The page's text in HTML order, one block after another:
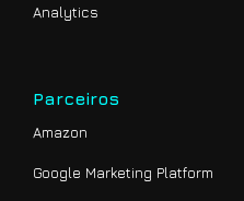
Analytics
Parceiros
Amazon
Google Marketing Platform